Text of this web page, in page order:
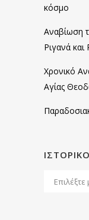
κόσμο
Αναβίωση
Ριγανά
Χρονικό
Αγίας
ΙΣΤΟΡΙΚΌ
Ιστορικό